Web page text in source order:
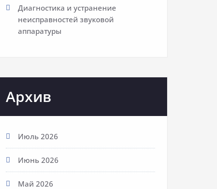
Диагностика и устранение
неисправностей звуковой
аппаратуры
Архив
Июль 2026
Июнь 2026
Май 2026